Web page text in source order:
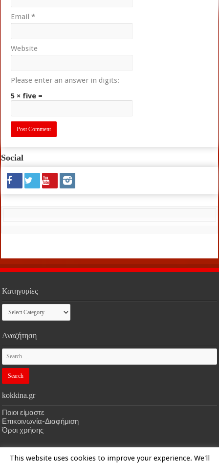
Email*
Website
Please enter an answer in digits:
5 × five =
Social
Κατηγορίες
Κατηγορίες
Αναζήτηση
kokkina.gr
Ποιοι είμαστε
Επικοινωνία-Διαφήμιση
Όροι χρήσης
HOMEkokkina.gr | Designed bykokkina.gr
This website uses cookies to improve your experience. We'll